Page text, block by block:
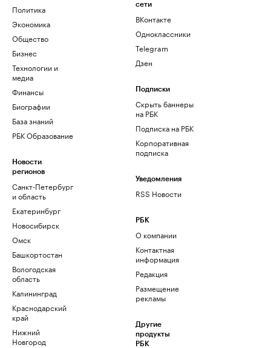
Политика
Экономика
Общество
Бизнес
Технологии и
медиа
Финансы
Биографии
База знаний
РБК Образование
Новости
регионов
Санкт-Петербург
и область
Екатеринбург
Новосибирск
Омск
Башкортостан
Вологодская
область
Калининград
Краснодарский
край
Нижний
Новгород
сети
ВКонтакте
Одноклассники
Telegram
Дзен
Подписки
Скрыть баннеры
на РБК
Подписка на РБК
Корпоративная
подписка
Уведомления
RSS Новости
РБК
О компании
Контактная
информация
Редакция
Размещение
рекламы
Другие
продукты
РБК